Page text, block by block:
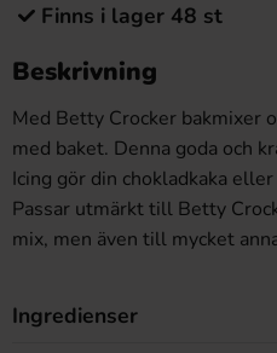
Finns i lager 48 st
Beskrivning
Med Betty Crocker bakmixer
med baket. Denna goda och
Icing gör din chokladkaka
Passar utmärkt till Betty
mix, men även till mycket
Ingredienser